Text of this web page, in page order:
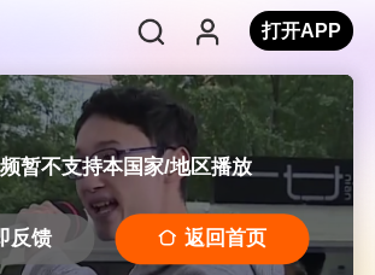
打开APP
暂不支持本国家/地区播放
反馈 返回首页